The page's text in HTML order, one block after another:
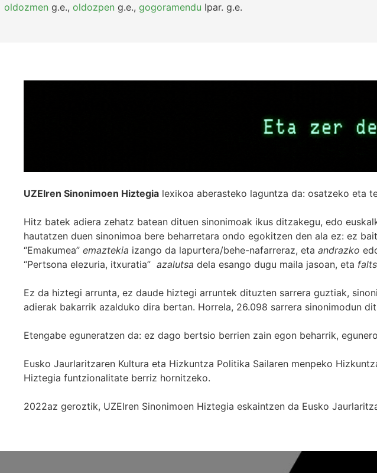
oldozmen g.e., oldozpen g.e., gogoramendu Ipar. g.e.
UZEIren Sinonimoen Hiztegia lexikoa aberasteko laguntza da: osatzeko eta
Hitz batek adiera zehatz batean dituen sinonimoak ikus ditzakegu, edo
hautatzen duen sinonimoa bere beharretara ondo egokitzen den ala ez: ez
“Emakumea” emaztekia izango da lapurtera/behe-nafarreraz, eta andrazko
“Pertsona elezuria, itxuratia” azalutsa dela esango dugu maila jasoan, eta
Ez da hiztegi arrunta, ez daude hiztegi arruntek dituzten sarrera guztiak,
adierak bakarrik azalduko dira bertan. Horrela, 26.098 sarrera sinonimodun
Etengabe eguneratzen da: ez dago bertsio berrien zain egon beharrik,
Eusko Jaurlaritzaren Kultura eta Hizkuntza Politika Sailaren menpeko
Hiztegia funtzionalitate berriz hornitzeko.
2022az geroztik, UZEIren Sinonimoen Hiztegia eskaintzen da Eusko